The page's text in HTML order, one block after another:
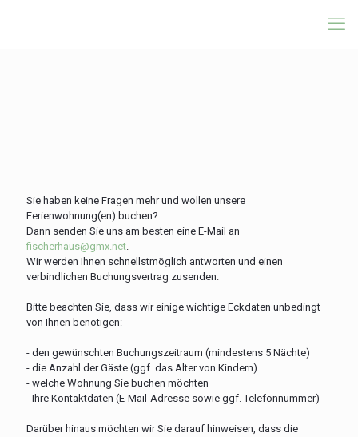
Sie haben keine Fragen mehr und wollen unsere
Ferienwohnung(en) buchen?
Dann senden Sie uns am besten eine E-Mail an
fischerhaus@gmx.net.
Wir werden Ihnen schnellstmöglich antworten und einen
verbindlichen Buchungsvertrag zusenden.
Bitte beachten Sie, dass wir einige wichtige Eckdaten unbedingt
von Ihnen benötigen:
- den gewünschten Buchungszeitraum (mindestens 5 Nächte)
- die Anzahl der Gäste (ggf. das Alter von Kindern)
- welche Wohnung Sie buchen möchten
- Ihre Kontaktdaten (E-Mail-Adresse sowie ggf. Telefonnummer)
Darüber hinaus möchten wir Sie darauf hinweisen, dass die